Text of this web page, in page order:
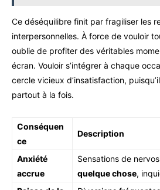
Ce déséquilibre finit par fragiliser les
interpersonnelles. À force de vouloir
oublie de profiter des véritables
écran. Vouloir s’intégrer à chaque
cercle vicieux d’insatisfaction,
partout à la fois.
Conséquen
ce
Description
Anxiété
accrue
Sensations de
quelque chose,